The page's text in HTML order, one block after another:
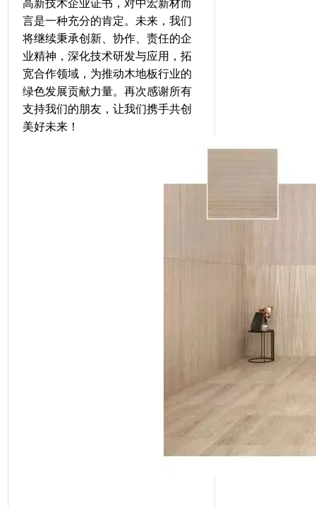
高新技术企业证书，对中宏新材而
言是一种充分的肯定。未来，我们
将继续秉承创新、协作、责任的企
业精神，深化技术研发与应用，拓
宽合作领域，为推动木地板行业的
绿色发展贡献力量。再次感谢所有
支持我们的朋友，让我们携手共创
美好未来！